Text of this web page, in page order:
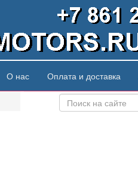
О нас Оплата и доставка